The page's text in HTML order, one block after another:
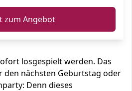
zum Angebot
losgespielt werden. Das
den nächsten Geburtstag oder
Denn dieses